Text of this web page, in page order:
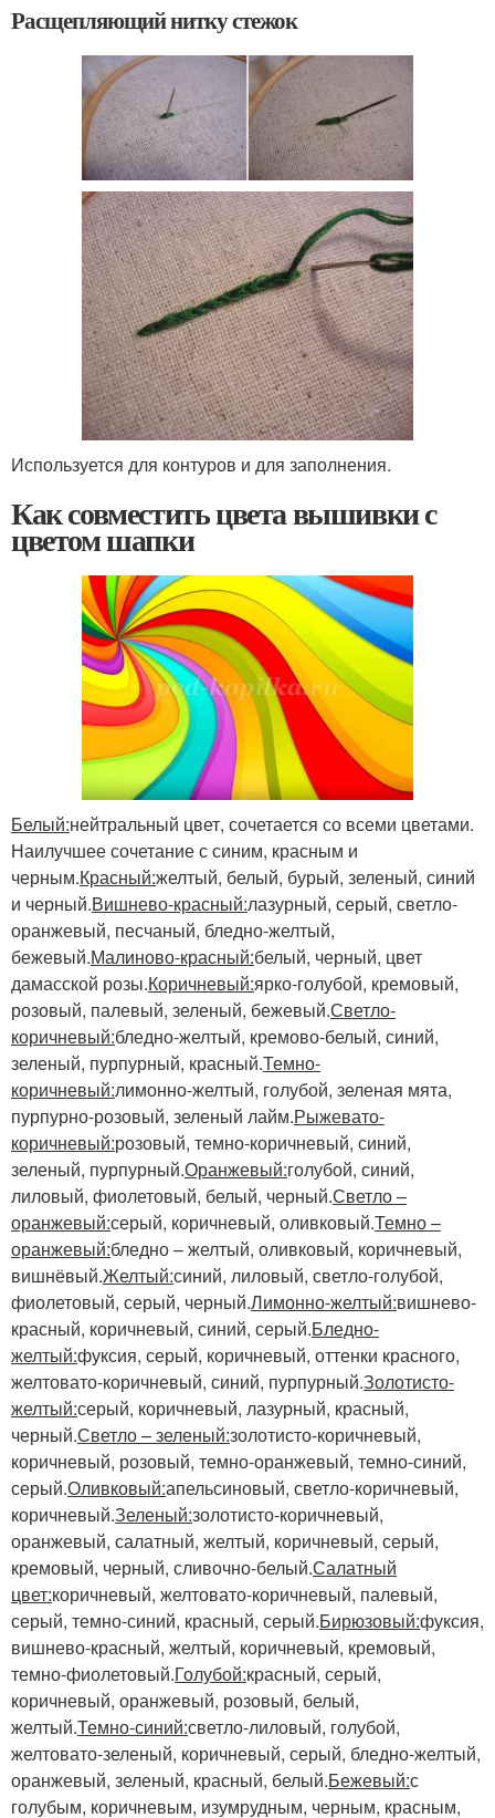
Расщепляющий нитку стежок
Используется для контуров и для заполнения.
Как совместить цвета вышивки с
цветом шапки
Белый:нейтральный цвет, сочетается со всеми цветами.
Наилучшее сочетание с синим, красным и
черным.Красный:желтый, белый, бурый, зеленый, синий
и черный.Вишнево-красный:лазурный, серый, светло-
оранжевый, песчаный, бледно-желтый,
бежевый.Малиново-красный:белый, черный, цвет
дамасской розы.Коричневый:ярко-голубой, кремовый,
розовый, палевый, зеленый, бежевый.Светло-
коричневый:бледно-желтый, кремово-белый, синий,
зеленый, пурпурный, красный.Темно-
коричневый:лимонно-желтый, голубой, зеленая мята,
пурпурно-розовый, зеленый лайм.Рыжевато-
коричневый:розовый, темно-коричневый, синий,
зеленый, пурпурный.Оранжевый:голубой, синий,
лиловый, фиолетовый, белый, черный.Светло –
оранжевый:серый, коричневый, оливковый.Темно –
оранжевый:бледно – желтый, оливковый, коричневый,
вишнёвый.Желтый:синий, лиловый, светло-голубой,
фиолетовый, серый, черный.Лимонно-желтый:вишнево-
красный, коричневый, синий, серый.Бледно-
желтый:фуксия, серый, коричневый, оттенки красного,
желтовато-коричневый, синий, пурпурный.Золотисто-
желтый:серый, коричневый, лазурный, красный,
черный.Светло – зеленый:золотисто-коричневый,
коричневый, розовый, темно-оранжевый, темно-синий,
серый.Оливковый:апельсиновый, светло-коричневый,
коричневый.Зеленый:золотисто-коричневый,
оранжевый, салатный, желтый, коричневый, серый,
кремовый, черный, сливочно-белый.Салатный
цвет:коричневый, желтовато-коричневый, палевый,
серый, темно-синий, красный, серый.Бирюзовый:фуксия,
вишнево-красный, желтый, коричневый, кремовый,
темно-фиолетовый.Голубой:красный, серый,
коричневый, оранжевый, розовый, белый,
желтый.Темно-синий:светло-лиловый, голубой,
желтовато-зеленый, коричневый, серый, бледно-желтый,
оранжевый, зеленый, красный, белый.Бежевый:с
голубым, коричневым, изумрудным, черным, красным,